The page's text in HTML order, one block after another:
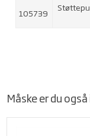
105739
Måske er du